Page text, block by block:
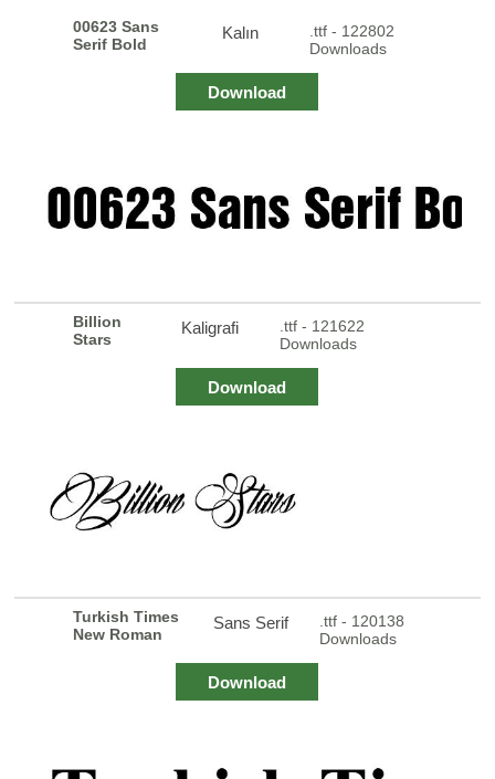
00623 Sans
Serif Bold
Kalın
.ttf - 122802
Downloads
Download
Billion
Stars
Kaligrafi
.ttf - 121622
Downloads
Download
Turkish Times
New Roman
Sans Serif
.ttf - 120138
Downloads
Download